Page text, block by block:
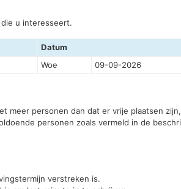
u interesseert.
Datum
Woe 09-09-2026
meer personen dan dat er vrije plaatsen
personen zoals vermeld in de
verstreken is.